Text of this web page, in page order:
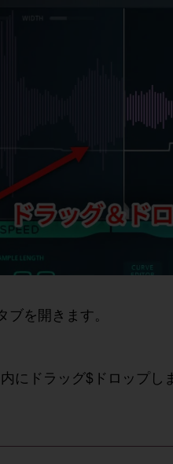
を開きます。
にドラッグ$ドロップし